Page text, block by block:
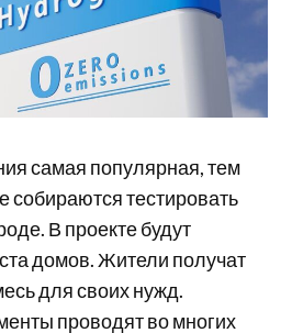
самая популярная, тем
собираются тестировать
В проекте будут
домов. Жители получат
для своих нужд.
проводят во многих